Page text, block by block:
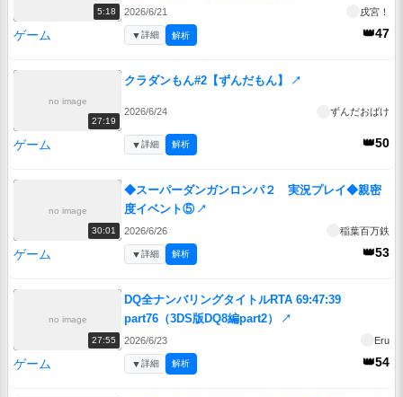
5:18 2026/6/21 戌宮！
ゲーム 👑47
▼詳細 解析
no image
27:19
クラダンもん#2【ずんだもん】 ↗
2026/6/24 ずんだおばけ
ゲーム 👑50
▼詳細 解析
no image
30:01
◆スーパーダンガンロンパ２ 実況プレイ◆親密
度イベント⑤ ↗
2026/6/26 稲葉百万鉄
ゲーム 👑53
▼詳細 解析
no image
27:55
DQ全ナンバリングタイトルRTA 69:47:39
part76（3DS版DQ8編part2）
↗
2026/6/23 Eru
ゲーム 👑54
▼詳細 解析